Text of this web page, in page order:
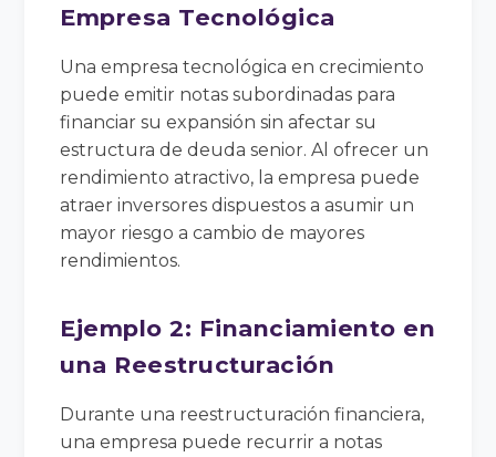
Empresa Tecnológica
Una empresa tecnológica en crecimiento
puede emitir notas subordinadas para
financiar su expansión sin afectar su
estructura de deuda senior. Al ofrecer un
rendimiento atractivo, la empresa puede
atraer inversores dispuestos a asumir un
mayor riesgo a cambio de mayores
rendimientos.
Ejemplo 2: Financiamiento en
una Reestructuración
Durante una reestructuración financiera,
una empresa puede recurrir a notas